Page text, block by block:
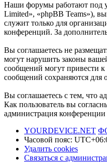
Наши форумы работают под
Limited», «phpBB Teams»),
служит только для
конференций. За
Вы соглашаетесь не
могут нарушить законы
сообщений могут привести
сообщений сохраняются для
Вы соглашаетесь с тем, что
Как пользователь вы
администрация
YOURDEVICE.NET
Часовой пояс:
Удалить cookies
Связаться с